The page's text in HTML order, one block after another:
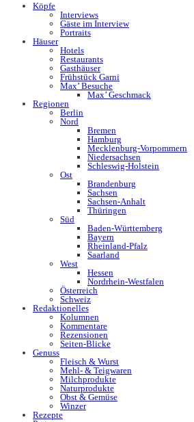
Köpfe
Interviews
Gäste im Interview
Portraits
Häuser
Hotels
Restaurants
Gasthäuser
Frühstück Garni
Max’ Besuche
Max’ Geschmack
Regionen
Berlin
Nord
Bremen
Hamburg
Mecklenburg-Vorpommern
Niedersachsen
Schleswig-Holstein
Ost
Brandenburg
Sachsen
Sachsen-Anhalt
Thüringen
Süd
Baden-Württemberg
Bayern
Rheinland-Pfalz
Saarland
West
Hessen
Nordrhein-Westfalen
Österreich
Schweiz
Redaktionelles
Kolumnen
Kommentare
Rezensionen
Seiten-Blicke
Genuss
Fleisch & Wurst
Mehl- & Teigwaren
Milchprodukte
Naturprodukte
Obst & Gemüse
Winzer
Rezepte